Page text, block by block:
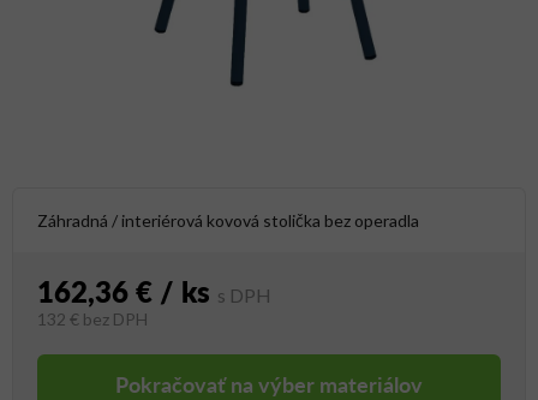
Záhradná / interiérová kovová stolička bez operadla
162,36 € / ks
132 € bez DPH
Pokračovať na výber materiálov